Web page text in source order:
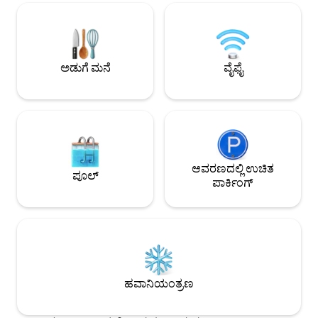
ಭೂದೃಶ್ಯಗಳ ಸುತ್ತಲೂ ಚದುರಿದ ಮನೆಗಳನ್ನು
ಹೊಂದಿರುವ ಸ್ತಬ್ಧ ಹಳ್ಳಿಯಾಗಿದೆ. ಬಟಾಂಗ್ ಕಾಳಿ
ಪಟ್ಟಣ, ಹುಲು ಯಾಮ್ ಭಾರು ಮತ್ತು ಕೌಲಾ ಕುಬು
ಮತ್ತು ಸಾಕಷ್ಟು ರೆಸ್ಟೋರೆಂಟ್‌ಗಳನ್ನು ಹೊಂದಿದೆ.
ಕಾರಿನಲ್ಲಿ ಸುತ್ತಾಡುವುದು ಉತ್ತಮ. ಹತ್ತಿರದ
ನಿಮಿಷದ ಡ್ರೈವ್) ಜೆಂಟಿಂಗ್ ಹೈಲ್ಯಾಂಡ್ಸ್ ಪ್ರೀಮಿಯಂ
ಔಟ್‌ಲೆಟ್‌ಗಳು - 25 ಕಿ .ಮೀ (30-ನಿಮಿಷದ ಡ್ರೈವ್)
ರೆಸಾರ್ಟ್‌ಗಳು ವರ್ಲ್ಡ್ ಜೆಂಟಿಂಗ್ - 32 ಕಿಲೋಮೀಟರ್
(40-ನಿಮಿಷಗಳ ಡ್ರೈವ್) ಕೌಲಾ ಕುಬು ಭಾರು - 21 ಕಿ
.ಮೀ (30 ನಿಮಿಷಗಳ ಡ್ರೈವ್) ಚಿಲ್ಲಿಂಗ್ ಜಲಪಾತಗಳು
- 33 ಕಿಲೋಮೀಟರ್ (40-ನಿಮಿಷಗಳ ಡ್ರೈವ್)
ವಾಸ್ತವ್ಯವೂ ಮನೆಯಂತೆ
ಮರೆಯಲಾಗದ
ಅಡುಗೆ ಮನೆ ವೈಫೈ
ಪೂಲ್
ಆವರಣದಲ್ಲಿ ಉಚಿತ
ಪಾರ್ಕಿಂಗ್
ಹವಾನಿಯಂತ್ರಣ